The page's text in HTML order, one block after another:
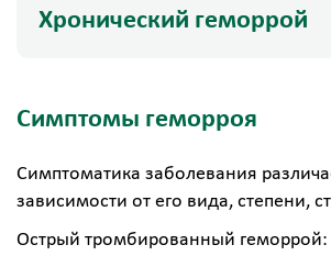
Хронический геморрой
Симптомы геморроя
Симптоматика заболевания
зависимости от его вида, степени,
Острый тромбированный геморрой: